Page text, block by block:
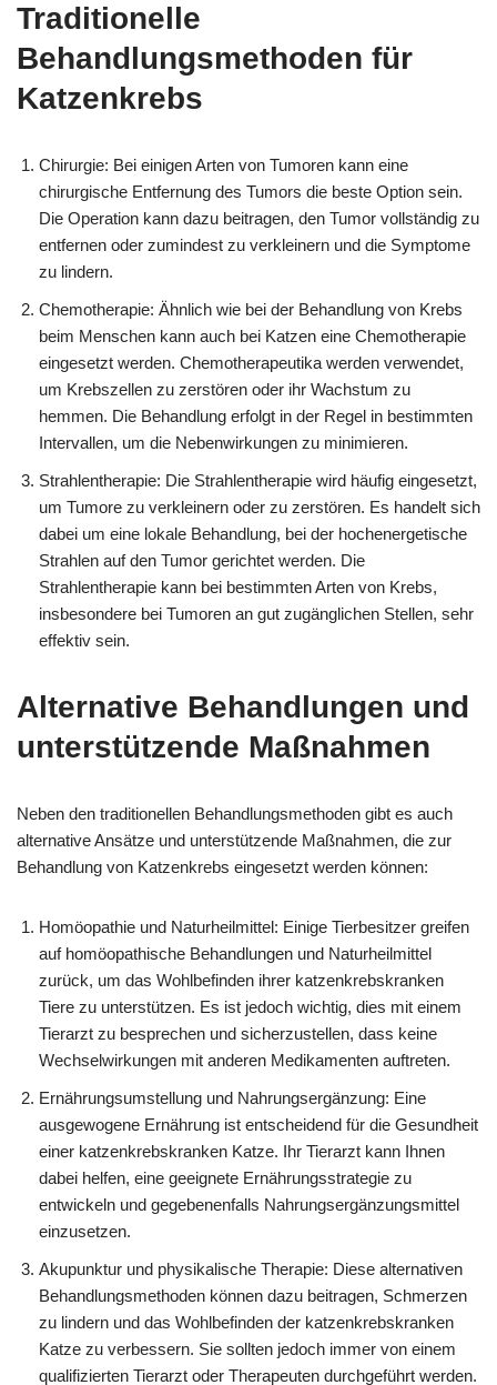
Traditionelle
Behandlungsmethoden für
Katzenkrebs
Chirurgie: Bei einigen Arten von Tumoren kann eine
chirurgische Entfernung des Tumors die beste Option sein.
Die Operation kann dazu beitragen, den Tumor vollständig zu
entfernen oder zumindest zu verkleinern und die Symptome
zu lindern.
Chemotherapie: Ähnlich wie bei der Behandlung von Krebs
beim Menschen kann auch bei Katzen eine Chemotherapie
eingesetzt werden. Chemotherapeutika werden verwendet,
um Krebszellen zu zerstören oder ihr Wachstum zu
hemmen. Die Behandlung erfolgt in der Regel in bestimmten
Intervallen, um die Nebenwirkungen zu minimieren.
Strahlentherapie: Die Strahlentherapie wird häufig eingesetzt,
um Tumore zu verkleinern oder zu zerstören. Es handelt sich
dabei um eine lokale Behandlung, bei der hochenergetische
Strahlen auf den Tumor gerichtet werden. Die
Strahlentherapie kann bei bestimmten Arten von Krebs,
insbesondere bei Tumoren an gut zugänglichen Stellen, sehr
effektiv sein.
Alternative Behandlungen und
unterstützende Maßnahmen
Neben den traditionellen Behandlungsmethoden gibt es auch
alternative Ansätze und unterstützende Maßnahmen, die zur
Behandlung von Katzenkrebs eingesetzt werden können:
Homöopathie und Naturheilmittel: Einige Tierbesitzer greifen
auf homöopathische Behandlungen und Naturheilmittel
zurück, um das Wohlbefinden ihrer katzenkrebskranken
Tiere zu unterstützen. Es ist jedoch wichtig, dies mit einem
Tierarzt zu besprechen und sicherzustellen, dass keine
Wechselwirkungen mit anderen Medikamenten auftreten.
Ernährungsumstellung und Nahrungsergänzung: Eine
ausgewogene Ernährung ist entscheidend für die Gesundheit
einer katzenkrebskranken Katze. Ihr Tierarzt kann Ihnen
dabei helfen, eine geeignete Ernährungsstrategie zu
entwickeln und gegebenenfalls Nahrungsergänzungsmittel
einzusetzen.
Akupunktur und physikalische Therapie: Diese alternativen
Behandlungsmethoden können dazu beitragen, Schmerzen
zu lindern und das Wohlbefinden der katzenkrebskranken
Katze zu verbessern. Sie sollten jedoch immer von einem
qualifizierten Tierarzt oder Therapeuten durchgeführt werden.